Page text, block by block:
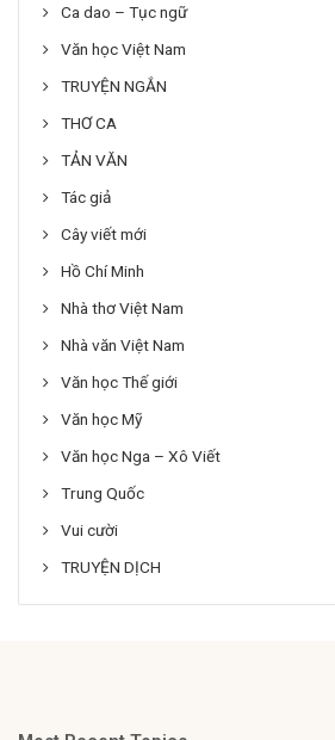
Ca dao – Tục ngữ
Văn học Việt Nam
TRUYỆN NGẮN
THƠ CA
TẢN VĂN
Tác giả
Cây viết mới
Hồ Chí Minh
Nhà thơ Việt Nam
Nhà văn Việt Nam
Văn học Thế giới
Văn học Mỹ
Văn học Nga – Xô Viết
Trung Quốc
Vui cười
TRUYỆN DỊCH